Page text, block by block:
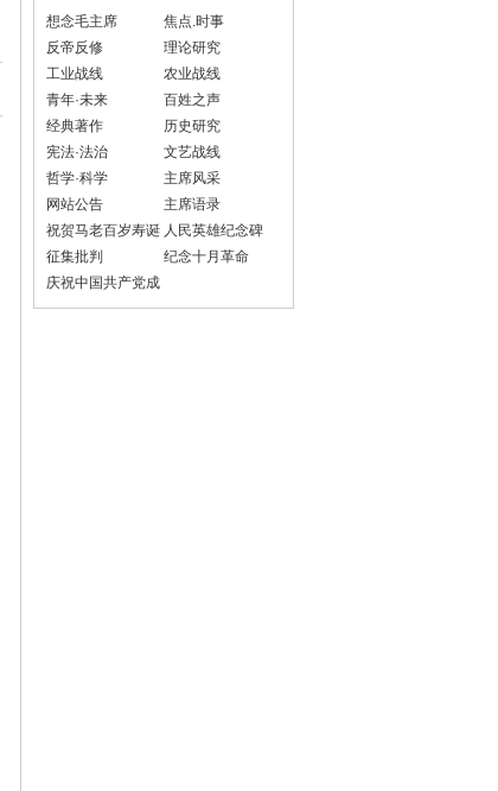
想念毛主席
焦点.时事
反帝反修
理论研究
工业战线
农业战线
青年·未来
百姓之声
经典著作
历史研究
宪法·法治
文艺战线
哲学·科学
主席风采
网站公告
主席语录
祝贺马老百岁寿诞 人民英雄纪念碑
征集批判
纪念十月革命
庆祝中国共产党成
立100周年